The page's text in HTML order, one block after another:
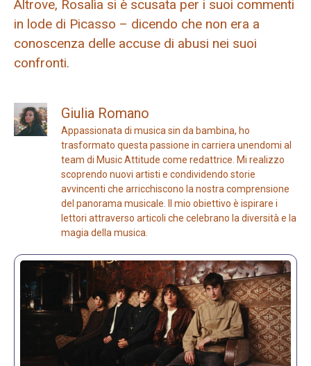
Altrove, Rosalìa si è scusata per i suoi commenti
in lode di Picasso – dicendo che non era a
conoscenza delle accuse di abusi nei suoi
confronti.
Giulia Romano
Appassionata di musica sin da bambina, ho
trasformato questa passione in carriera unendomi al
team di Music Attitude come redattrice. Mi realizzo
scoprendo nuovi artisti e condividendo storie
avvincenti che arricchiscono la nostra comprensione
del panorama musicale. Il mio obiettivo è ispirare i
lettori attraverso articoli che celebrano la diversità e la
magia della musica.